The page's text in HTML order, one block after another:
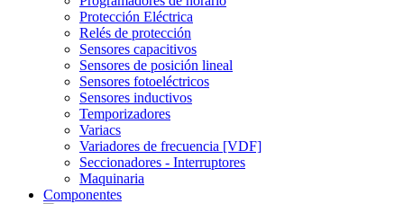
Protección Eléctrica
Relés de protección
Sensores capacitivos
Sensores de posición lineal
Sensores fotoeléctricos
Sensores inductivos
Temporizadores
Variacs
Variadores de frecuencia [VDF]
Seccionadores - Interruptores
Maquinaria
Componentes